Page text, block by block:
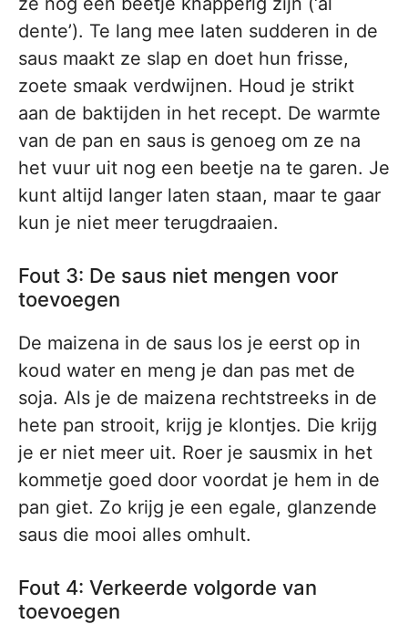
dente’). Te lang mee laten sudderen in de
saus maakt ze slap en doet hun frisse,
zoete smaak verdwijnen. Houd je strikt
aan de baktijden in het recept. De warmte
van de pan en saus is genoeg om ze na
het vuur uit nog een beetje na te garen. Je
kunt altijd langer laten staan, maar te gaar
kun je niet meer terugdraaien.
Fout 3: De saus niet mengen voor
toevoegen
De maizena in de saus los je eerst op in
koud water en meng je dan pas met de
soja. Als je de maizena rechtstreeks in de
hete pan strooit, krijg je klontjes. Die krijg
je er niet meer uit. Roer je sausmix in het
kommetje goed door voordat je hem in de
pan giet. Zo krijg je een egale, glanzende
saus die mooi alles omhult.
Fout 4: Verkeerde volgorde van
toevoegen